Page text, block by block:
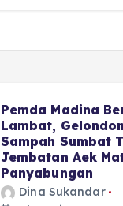
Pemda Madina
Lambat,
Sampah Sumbat
Jembatan Aek
Panyabungan
Dina Sukandar